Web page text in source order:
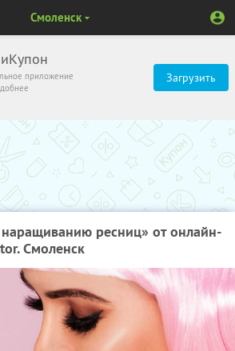
приложение
Загрузить
Смоленск
ресниц» от онлайн-
Смоленск